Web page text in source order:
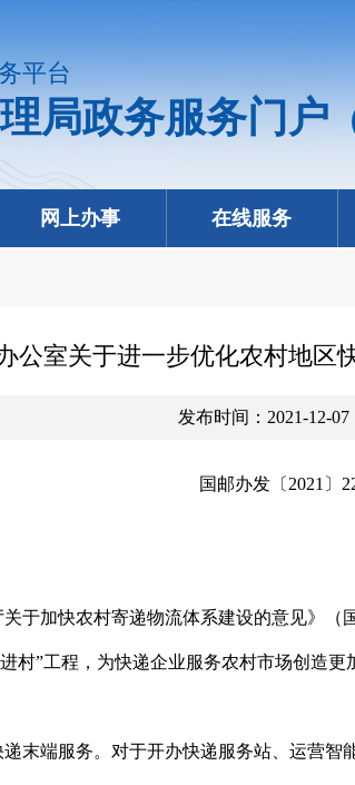
平台
局政务服务门户
网上办事 在线服务
公室关于进一步优化农村地区
发布时间：2021-12-07
国邮办发〔 2021 〕
于加快农村寄递物流体系建设的意见》（
村”工程，为快递企业服务农村市场创造
末端服务。对于开办快递服务站、运营